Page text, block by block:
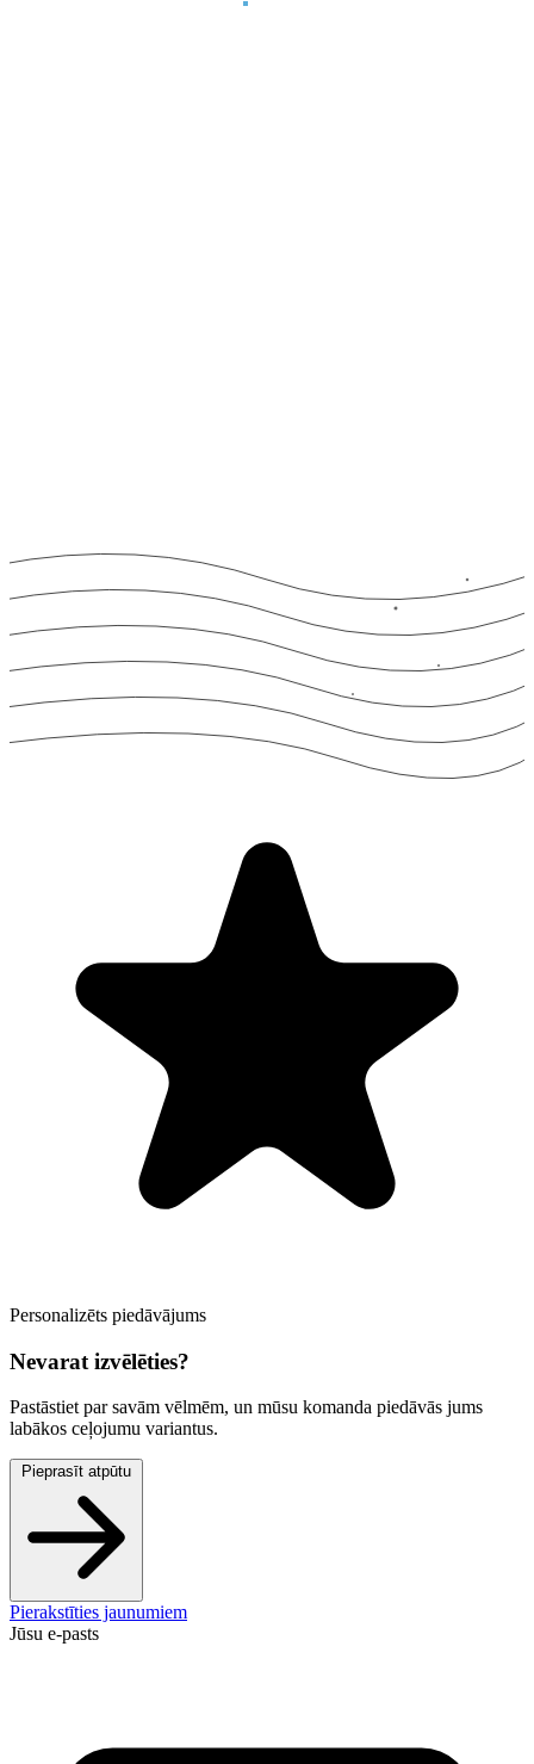
Personalizēts piedāvājums
Nevarat izvēlēties?
Pastāstiet par savām vēlmēm, un mūsu komanda piedāvās jums
labākos ceļojumu variantus.
Pieprasīt atpūtu
Pierakstīties jaunumiem
Jūsu e-pasts